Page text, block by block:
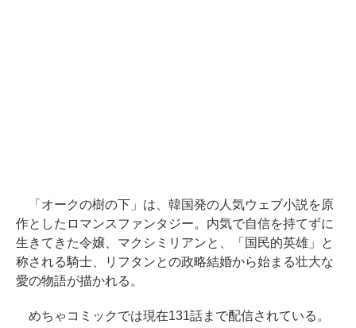
「オークの樹の下」は、韓国発の人気ウェブ小説を原
作としたロマンスファンタジー。内気で自信を持てずに
生きてきた令嬢、マクシミリアンと、「国民的英雄」と
称される騎士、リフタンとの政略結婚から始まる壮大な
愛の物語が描かれる。
めちゃコミックでは現在131話まで配信されている。